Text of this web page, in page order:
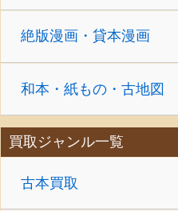
絶版漫画・貸本漫画
和本・紙もの・古地図
買取ジャンル一覧
古本買取